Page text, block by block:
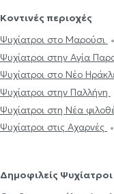
Κοντινές περιοχές
Ψυχίατροι στο Μαρούσι
Ψυχίατροι στην Αγία
Ψυχίατροι στο Νέο
Ψυχίατροι στην Παλλήνη
Ψυχίατροι στη Νέα
Ψυχίατροι στις Αχαρνές
Δημοφιλείς